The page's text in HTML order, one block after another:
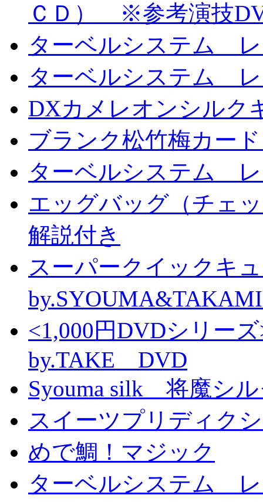
ＣＤ） ※参考演技
ターベルシステム
ターベルシステム
DXカメレオンシル
ブランク松竹梅カー
ターベルシステム
エッグバッグ（チェ
解説付き
スーパークイックキ
<1,000円DVDシリ
by.TAKE DVD
Syouma silk 将魔シ
スイーツプリディク
めで鯛！マジック
ターベルシステム